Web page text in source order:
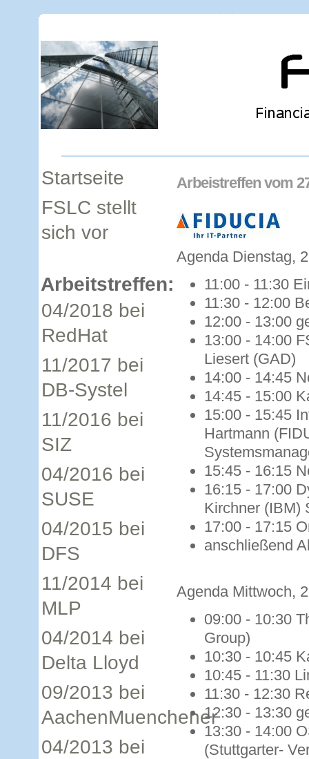
Startseite
FSLC stellt
sich vor
Arbeitstreffen:
04/2018 bei
RedHat
11/2017 bei
DB-Systel
11/2016 bei
SIZ
04/2016 bei
SUSE
04/2015 bei
DFS
11/2014 bei
MLP
04/2014 bei
Delta Lloyd
09/2013 bei
AachenMuenchener
04/2013 bei
Arbeistreffen vom
Agenda Dienstag,
11:00 - 11:30
11:30 - 12:00
12:00 - 13:00
13:00 - 14:00
Liesert (GAD)
14:00 - 14:45
14:45 - 15:00
15:00 - 15:45
Hartmann
15:45 - 16:15
16:15 - 17:00
Kirchner (IBM)
17:00 - 17:15
anschließend
Agenda Mittwoch,
09:00 - 10:30
Group)
10:30 - 10:45
10:45 - 11:30
11:30 - 12:30
12:30 - 13:30
13:30 - 14:00
(Stuttgarter-